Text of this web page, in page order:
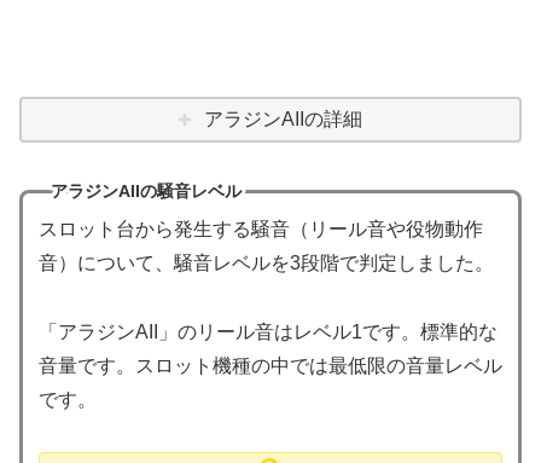
アラジンAIIの詳細
アラジンAIIの騒音レベル
スロット台から発生する騒音（リール音や役物動作
音）について、騒音レベルを3段階で判定しました。
「アラジンAII」のリール音はレベル1です。標準的な
音量です。スロット機種の中では最低限の音量レベル
です。